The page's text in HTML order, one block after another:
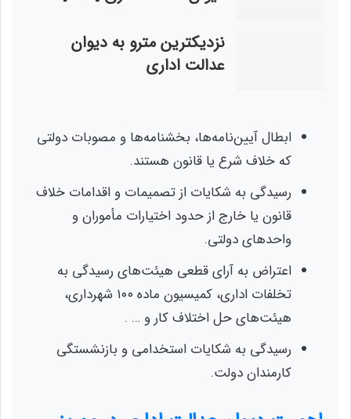
نزدیکترین مترو به دیوان
عدالت اداری
ابطال آیین‌نامه‌ها، بخشنامه‌ها و مصوبات دولتی
که خلاف شرع یا قانون هستند.
رسیدگی به شکایات از تصمیمات و اقدامات خلاف
قانون یا خارج از حدود اختیارات مأموران و
واحدهای دولتی.
اعتراض به آرای قطعی هیئت‌های رسیدگی به
تخلفات اداری، کمیسیون ماده ۱۰۰ شهرداری،
هیئت‌های حل اختلاف کار و … .
رسیدگی به شکایات استخدامی و بازنشستگی
کارمندان دولت.